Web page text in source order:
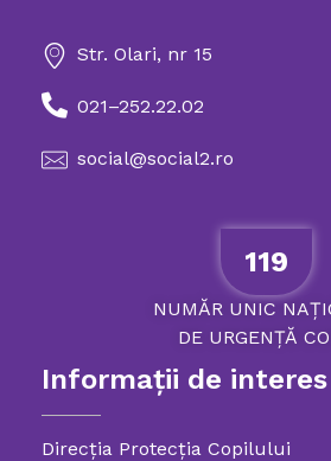
Str. Olari, nr 15
021–252.22.02
social@social2.ro
119
NUMĂRUNIC
DE URGENȚĂ
Informații de
Direcția Protecția Copilului